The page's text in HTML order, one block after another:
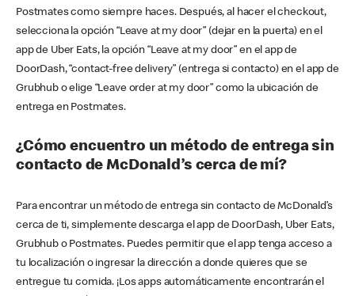
Postmates como siempre haces. Después, al hacer el checkout,
selecciona la opción “Leave at my door” (dejar en la puerta) en el
app de Uber Eats, la opción “Leave at my door” en el app de
DoorDash, “contact-free delivery” (entrega si contacto) en el app de
Grubhub o elige “Leave order at my door” como la ubicación de
entrega en Postmates.
¿Cómo encuentro un método de entrega sin
contacto de McDonald’s cerca de mí?
Para encontrar un método de entrega sin contacto de McDonald’s
cerca de ti, simplemente descarga el app de DoorDash, Uber Eats,
Grubhub o Postmates. Puedes permitir que el app tenga acceso a
tu localización o ingresar la dirección a donde quieres que se
entregue tu comida. ¡Los apps automáticamente encontrarán el